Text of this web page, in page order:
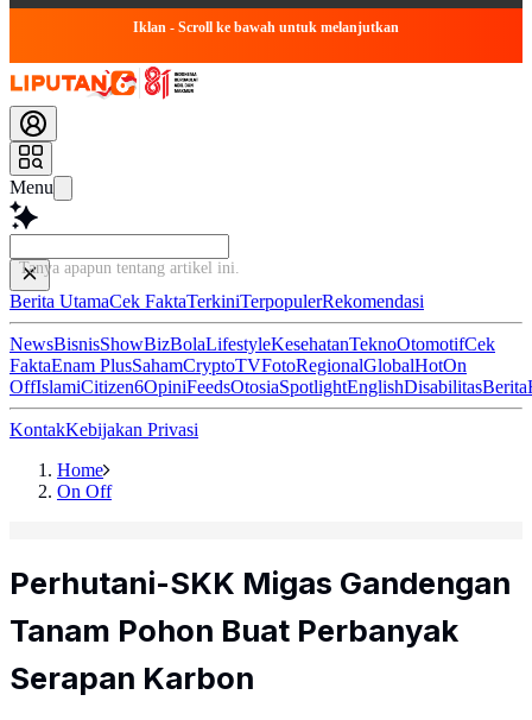
Iklan - Scroll ke bawah untuk melanjutkan
Menu
Tanya apapun tentang artikel ini...
Berita UtamaCek FaktaTerkiniTerpopulerRekomendasi
NewsBisnisShowBizBolaLifestyleKesehatanTeknoOtomotifCek
FaktaEnam PlusSahamCryptoTVFotoRegionalGlobalHotOn
OffIslamiCitizen6OpiniFeedsOtosiaSpotlightEnglishDisabilitasBerita
KontakKebijakan Privasi
Home
On Off
Perhutani-SKK Migas Gandengan
Tanam Pohon Buat Perbanyak
Serapan Karbon